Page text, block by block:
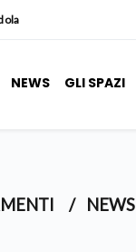
NEWS GLI SPAZI
/ NEWS